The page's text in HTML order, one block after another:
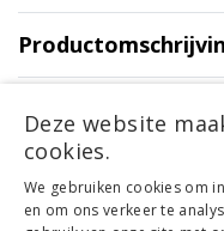
Product informatie
Klantenservice
Mijn account
Deze website
cookies.
We gebruiken cookies om
en om ons verkeer te